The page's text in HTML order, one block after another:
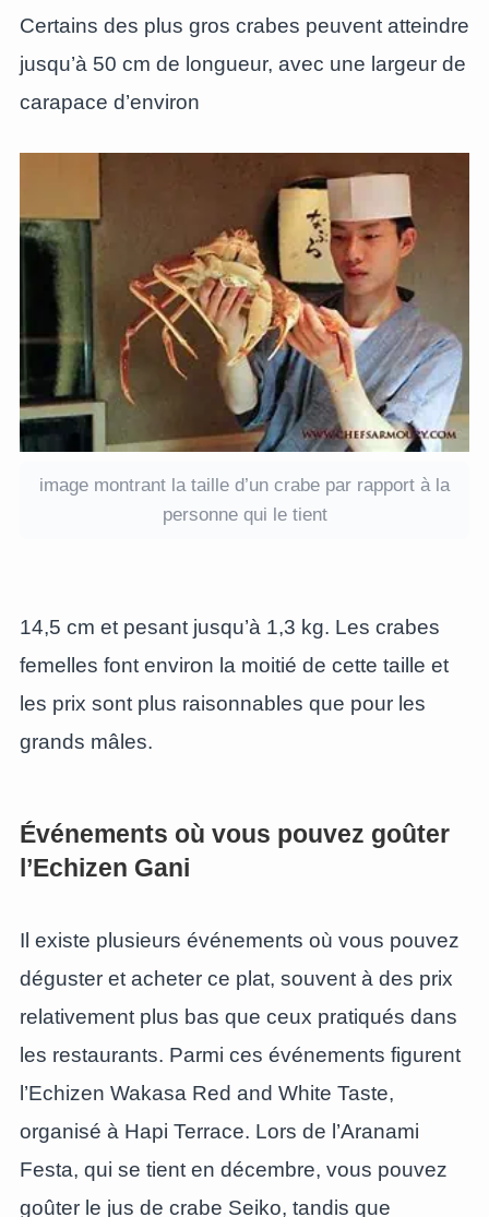
Certains des plus gros crabes peuvent atteindre
jusqu’à 50 cm de longueur, avec une largeur de
carapace d’environ
image montrant la taille d’un crabe par rapport à la
personne qui le tient
14,5 cm et pesant jusqu’à 1,3 kg. Les crabes
femelles font environ la moitié de cette taille et
les prix sont plus raisonnables que pour les
grands mâles.
Événements où vous pouvez goûter
l’Echizen Gani
Il existe plusieurs événements où vous pouvez
déguster et acheter ce plat, souvent à des prix
relativement plus bas que ceux pratiqués dans
les restaurants. Parmi ces événements figurent
l’Echizen Wakasa Red and White Taste,
organisé à Hapi Terrace. Lors de l’Aranami
Festa, qui se tient en décembre, vous pouvez
goûter le jus de crabe Seiko, tandis que